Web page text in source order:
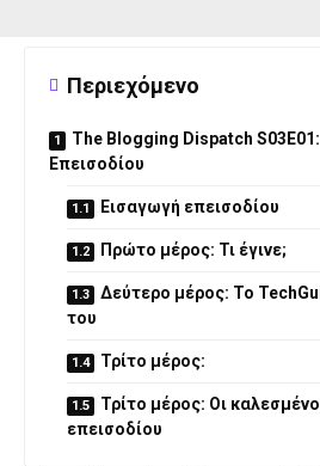
Περιεχόμενο
The Blogging Dispatch
Επεισοδίου
Εισαγωγή επεισοδίου
Πρώτο μέρος: Τι έγινε;
Δεύτερο μέρος: Το
του
Τρίτο μέρος:
Τρίτο μέρος: Οι
επεισοδίου